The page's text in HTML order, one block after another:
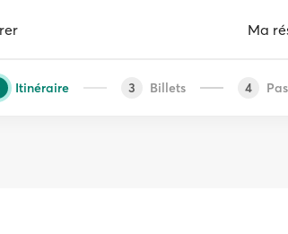
Ma
Itinéraire 3 Billets 4